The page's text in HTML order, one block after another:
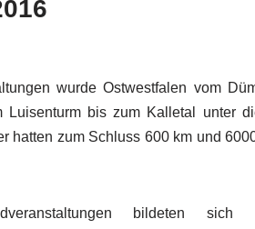
wurde Ostwestfalen vom
Luisenturm bis zum Kalletal unter
hatten zum Schluss 600 km und
bildeten sich